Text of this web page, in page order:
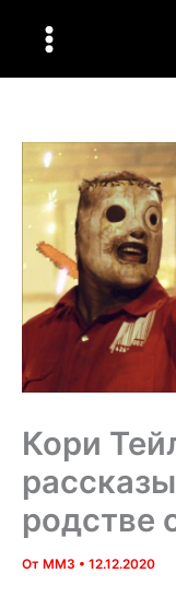
Кори
родстве
От MM3 • 12.12.2020